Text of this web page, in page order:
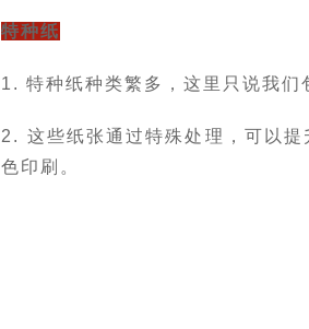
特种纸
1. 特种纸种类繁多，这里只说我
2. 这些纸张通过特殊处理，可以
色印刷。